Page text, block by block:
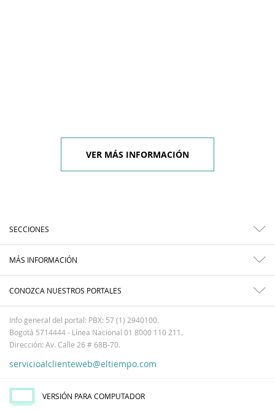
VER MÁS INFORMACIÓN
SECCIONES
MÁS INFORMACIÓN
CONOZCA NUESTROS PORTALES
Info general del portal: PBX: 57 (1) 2940100.
Bogotá 5714444 - Línea Nacional 01 8000 110 211.
Dirección: Av. Calle 26 # 68B-70.
servicioalclienteweb@eltiempo.com
VERSIÓN PARA COMPUTADOR